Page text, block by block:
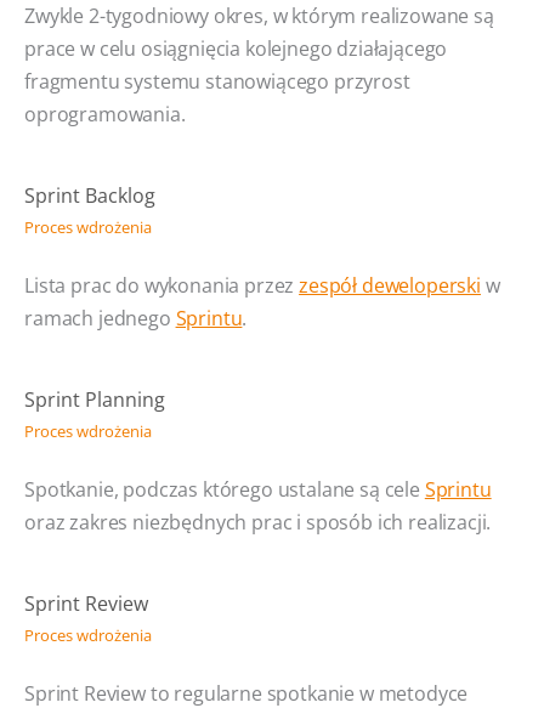
Zwykle 2-tygodniowy okres, w którym realizowane są
prace w celu osiągnięcia kolejnego działającego
fragmentu systemu stanowiącego przyrost
oprogramowania.
Sprint Backlog
Proces wdrożenia
Lista prac do wykonania przezzespół deweloperski w
ramach jednego Sprintu.
Sprint Planning
Proces wdrożenia
Spotkanie, podczas którego ustalane są cele Sprintu
oraz zakres niezbędnych prac i sposób ich realizacji.
Sprint Review
Proces wdrożenia
Sprint Review to regularne spotkanie w metodyce